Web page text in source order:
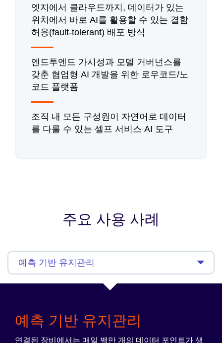
엣지에서 클라우드까지, 데이터가 있는
위치에서 바로 AI를 활용할 수 있는 결함
허용(fault-tolerant) 배포 방식
엔드투엔드 가시성과 모델 거버넌스를
갖춘 협업형 AI 개발을 위한 로우코드/노
코드 플랫폼
조직 내 모든 구성원이 자연어로 데이터
를 다룰 수 있는 셀프 서비스 AI 도구
주요 사용 사례
예측 기반 유지관리
연결된 장비에서는 매일 백만 개의 데이터 포인트가 생